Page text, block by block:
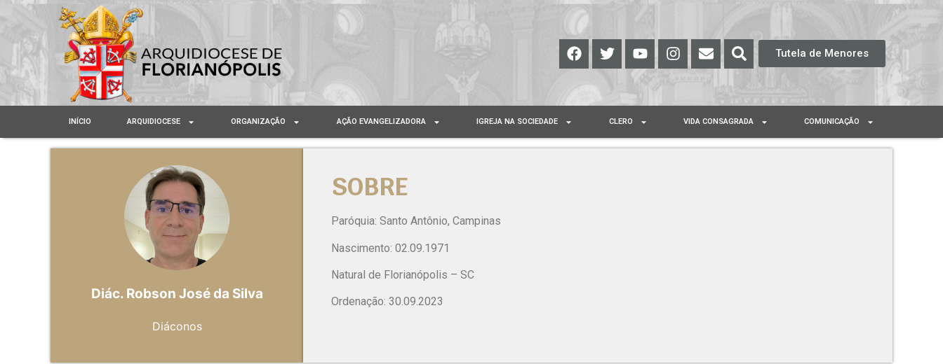
Tutela de Menores
INÍCIO ARQUIDIOCESE ORGANIZAÇÃO AÇÃO EVANGELIZADORA IGREJA NA SOCIEDADE CLERO VIDA CONSAGRADA COMUNICAÇÃO
Diác. Robson José da Silva
Diáconos
SOBRE
Paróquia: Santo Antônio, Campinas
Nascimento: 02.09.1971
Natural de Florianópolis – SC
Ordenação: 30.09.2023